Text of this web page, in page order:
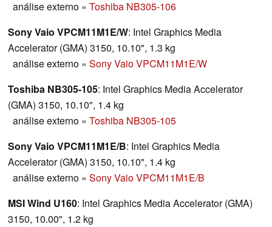
análise externo » Toshiba NB305-106
Sony Vaio VPCM11M1E/W: Intel Graphics Media
Accelerator (GMA) 3150, 10.10", 1.3 kg
análise externo » Sony Vaio VPCM11M1E/W
Toshiba NB305-105: Intel Graphics Media Accelerator
(GMA) 3150, 10.10", 1.4 kg
análise externo » Toshiba NB305-105
Sony Vaio VPCM11M1E/B: Intel Graphics Media
Accelerator (GMA) 3150, 10.10", 1.4 kg
análise externo » Sony Vaio VPCM11M1E/B
MSI Wind U160: Intel Graphics Media Accelerator (GMA)
3150, 10.00", 1.2 kg